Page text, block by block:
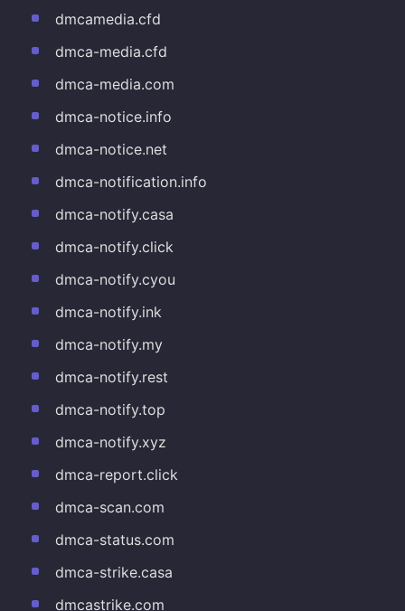
dmcamedia.cfd
dmca-media.cfd
dmca-media.com
dmca-notice.info
dmca-notice.net
dmca-notification.info
dmca-notify.casa
dmca-notify.click
dmca-notify.cyou
dmca-notify.ink
dmca-notify.my
dmca-notify.rest
dmca-notify.top
dmca-notify.xyz
dmca-report.click
dmca-scan.com
dmca-status.com
dmca-strike.casa
dmcastrike.com